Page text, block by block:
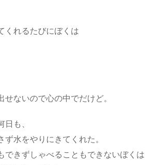
くれるたびにぼくは
せないので心の中でだけど。
日も、
ず水をやりにきてくれた。
できずしゃべることもできないぼくは